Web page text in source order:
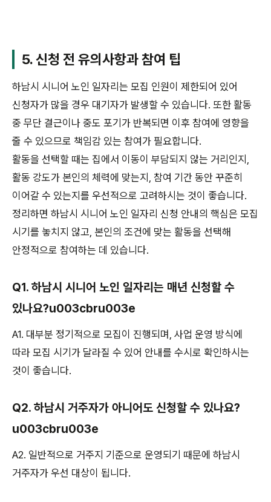
5. 신청 전 유의사항과 참여 팁
하남시 시니어 노인 일자리는 모집 인원이 제한되어 있어
신청자가 많을 경우 대기자가 발생할 수 있습니다. 또한 활동
중 무단 결근이나 중도 포기가 반복되면 이후 참여에 영향을
줄 수 있으므로 책임감 있는 참여가 필요합니다.
활동을 선택할 때는 집에서 이동이 부담되지 않는 거리인지,
활동 강도가 본인의 체력에 맞는지, 참여 기간 동안 꾸준히
이어갈 수 있는지를 우선적으로 고려하시는 것이 좋습니다.
정리하면 하남시 시니어 노인 일자리 신청 안내의 핵심은 모집
시기를 놓치지 않고, 본인의 조건에 맞는 활동을 선택해
안정적으로 참여하는 데 있습니다.
Q1. 하남시 시니어 노인 일자리는 매년 신청할 수
있나요?u003cbru003e
A1. 대부분 정기적으로 모집이 진행되며, 사업 운영 방식에
따라 모집 시기가 달라질 수 있어 안내를 수시로 확인하시는
것이 좋습니다.
Q2. 하남시 거주자가 아니어도 신청할 수 있나요?
u003cbru003e
A2. 일반적으로 거주지 기준으로 운영되기 때문에 하남시
거주자가 우선 대상이 됩니다.